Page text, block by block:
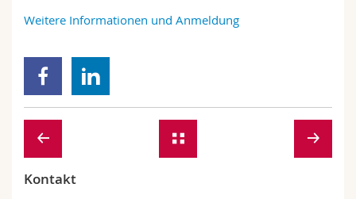
Weitere Informationen und Anmeldung
Kontakt